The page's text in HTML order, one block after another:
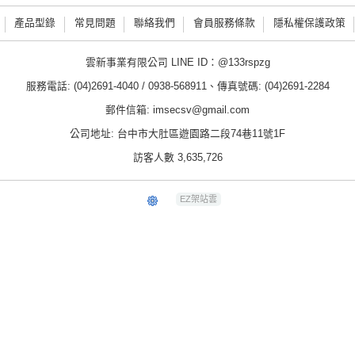
產品型錄 常見問題 聯絡我們 會員服務條款 隱私權保護政策
雲新事業有限公司 LINE ID：@133rspzg
服務電話: (04)2691-4040 / 0938-568911、傳真號碼: (04)2691-2284
郵件信箱: imsecsv@gmail.com
公司地址: 台中市大肚區遊園路二段74巷11號1F
訪客人數 3,635,726
EZ架站雲